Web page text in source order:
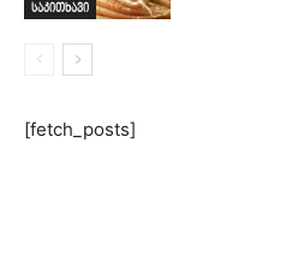
საკითხავი
[fetch_posts]